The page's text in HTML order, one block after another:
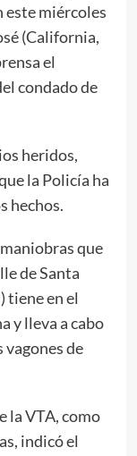
este miércoles
(California,
el
condado de
heridos,
la Policía ha
hechos.
que
de Santa
tiene en el
y lleva a cabo
de
la VTA, como
indicó el